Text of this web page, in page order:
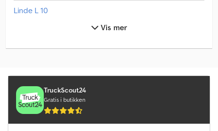
Linde L 10
Linde L 14
Linde V
Man Varebil
Vis mer
TruckScout24
Gratis i butikken